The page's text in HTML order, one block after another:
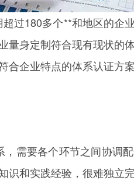
过180多个**和地区的企
量身定制符合现有现状的
合企业特点的体系认证方
需要各个环节之间协调
识和实践经验，很难独立